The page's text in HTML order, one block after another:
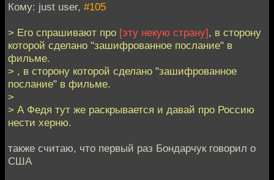
Кому: just user, #105
> Его спрашивают про [эту некую страну], в сторону
которой сделано "зашифрованное послание" в
фильме.
> , в сторону которой сделано "зашифрованное
послание" в фильме.
>
> А Федя тут же раскрывается и давай про Россию
нести херню.
также считаю, что первый раз Бондарчук говорил о
США